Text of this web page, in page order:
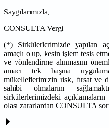
Saygılarımızla,
CONSULTA Vergi
(*) Sirkülerlerimizde yapılan
amaçlı olup, kesin işlem tesis
ve yönlendirme alınmasını
amacı tek başına
mükelleflerimizin risk, fırsat ve
sahibi olmalarını
sirkülerlerimizdeki
olası zararlardan CONSULTA